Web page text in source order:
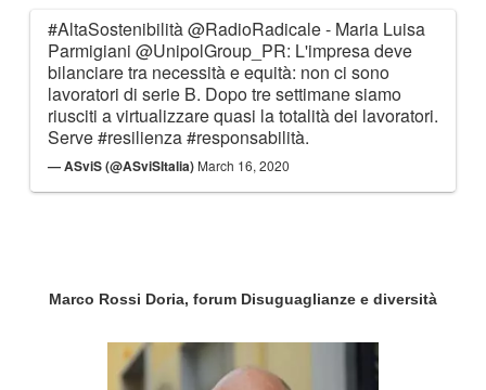
#AltaSostenibilità@RadioRadicale- Maria Luisa
Parmigiani @UnipolGroup_PR: L'impresa deve
bilanciare tra necessità e equità: non ci sono
lavoratori di serie B. Dopo tre settimane siamo
riusciti a virtualizzare quasi la totalità dei lavoratori.
Serve#resilienza#responsabilità.
— ASviS (@ASviSItalia) March 16, 2020
Marco Rossi Doria, forum Disuguaglianze e diversità